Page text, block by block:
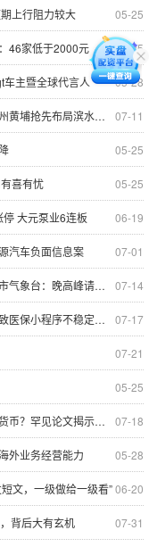
05-25
上行阻力较大
05-25
46家低于2000元
05-28
车主暨全球代言人
07-11
抢先布局滨水经济
05-25
05-25
喜有忧
06-19
大元泵业6连板
07-01
汽车负面信息案
07-14
台：晚高峰请注意
07-17
序不稳定，可暂换平台
07-21
05-25
07-18
论文揭示了取证工具
05-28
外业务经营能力
06-20
文，一级做给一级看”
07-31
背后大有玄机